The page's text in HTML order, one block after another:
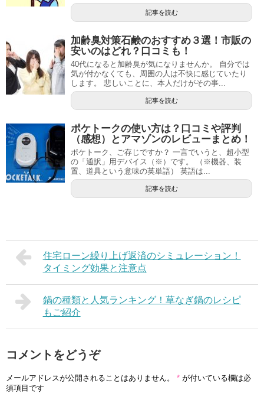
記事を読む
加齢臭対策石鹸のおすすめ３選！市販の
安いのはどれ？口コミも！
40代になると加齢臭が気になりませんか。 自分では
気が付かなくても、周囲の人は不快に感じていたり
します。 悲しいことに、本人だけがその事...
記事を読む
ポケトークの使い方は？口コミや評判
（感想）とアマゾンのレビューまとめ！
ポケトーク、ご存じですか？ 一言でいうと、超小型
の「通訳」用デバイス（※）です。 （※機器、装
置、道具という意味の英単語） 英語は...
記事を読む
住宅ローン繰り上げ返済のシミュレーション！
タイミング効果と注意点
鍋の種類と人気ランキング！草なぎ鍋のレシピ
もご紹介
コメントをどうぞ
メールアドレスが公開されることはありません。 * が付いている欄は必
須項目です